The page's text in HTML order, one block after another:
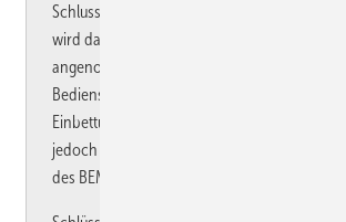
Schlussfolgerung: Im Vergleich zu anderen
wird das BEM an Schulen in RLP deutlich
angenommen. Darüber hinaus waren knapp
Bediensteten am Ende des Prozesses
Einbettung in ein schulisches
jedoch erstrebenswert. Vor allem die
des BEM sollte noch genauer untersucht